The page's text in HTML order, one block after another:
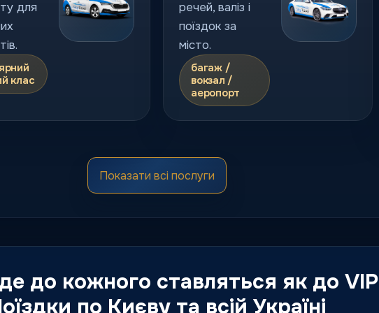
для
клас
речей, валіз і
поїздок за
місто.
багаж /
вокзал /
аеропорт
Люкс
таксі
клас для
персональних
Показати всі послуги
де до кожного ставляться як до VIP
по Києву та всій Україні